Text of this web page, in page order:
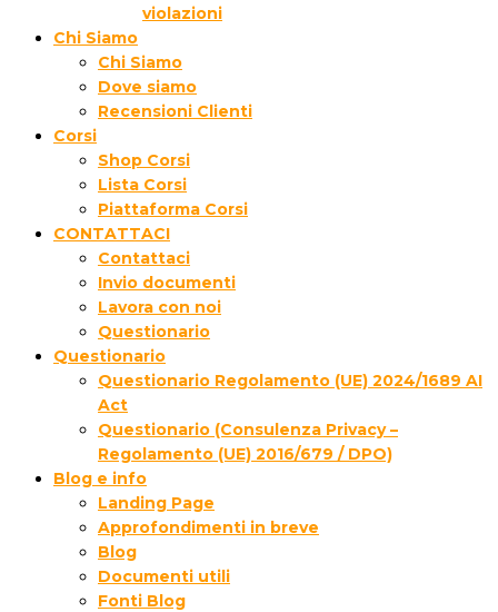
violazioni
Chi Siamo
Chi Siamo
Dove siamo
Recensioni Clienti
Corsi
Shop Corsi
Lista Corsi
Piattaforma Corsi
CONTATTACI
Contattaci
Invio documenti
Lavora con noi
Questionario
Questionario
Questionario Regolamento (UE) 2024/1689 AI
Act
Questionario (Consulenza Privacy –
Regolamento (UE) 2016/679 / DPO)
Blog e info
Landing Page
Approfondimenti in breve
Blog
Documenti utili
Fonti Blog